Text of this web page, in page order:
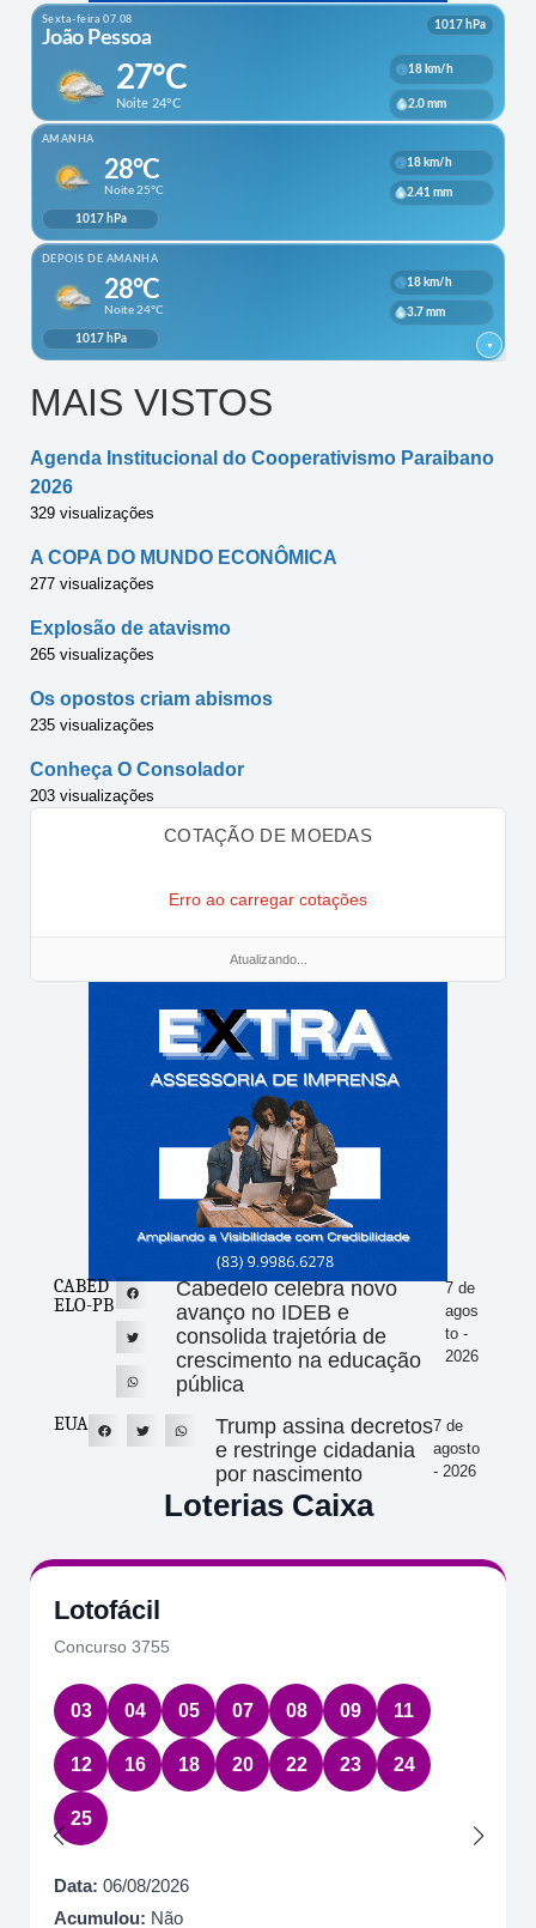
MAIS VISTOS
Agenda Institucional do Cooperativismo Paraibano
2026
329 visualizações
A COPA DO MUNDO ECONÔMICA
277 visualizações
Explosão de atavismo
265 visualizações
Os opostos criam abismos
235 visualizações
Conheça O Consolador
203 visualizações
COTAÇÃO DE MOEDAS
Erro ao carregar cotações
Atualizando...
CABED
ELO-PB
Cabedelo celebra novo
avanço no IDEB e
consolida trajetória de
crescimento na educação
pública
7 de
agos
to -
2026
EUA
Trump assina decretos
e restringe cidadania
por nascimento
7 de
agosto
- 2026
Loterias Caixa
Quina
Concurso 7085
08 14 49 58 78
Data: 06/08/2026
Acumulou:
Próximo concurso:
R$ 600.000